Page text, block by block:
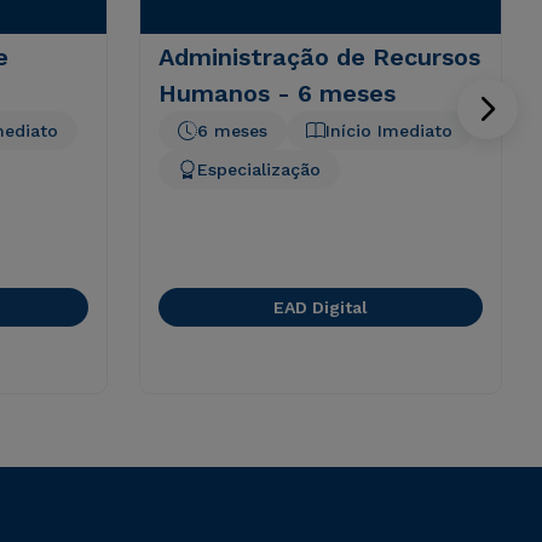
Administração de Recursos
Humanos - 6 meses
Início Imediato
6 meses
Especialização
EAD Digital